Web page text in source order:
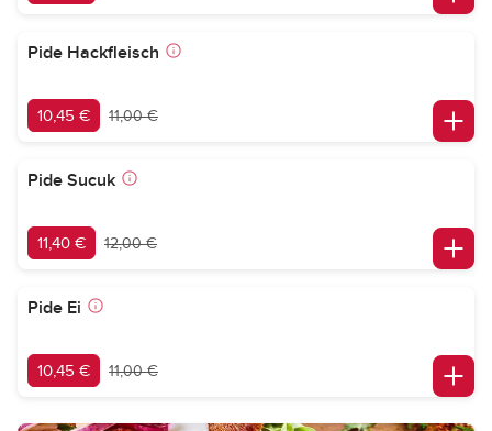
Pide Hackfleisch
10,45 € 11,00 €
Pide Sucuk
11,40 € 12,00 €
Pide Ei
10,45 € 11,00 €